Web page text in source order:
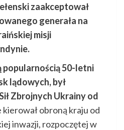
zaakceptował
generała na
misji
popularnością 50-letni
lądowych, był
Zbrojnych Ukrainy od
obroną kraju od
inwazji, rozpoczętej w